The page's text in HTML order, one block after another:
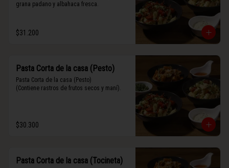
grana padano y albahaca fresca.
$31.200
Pasta Corta de la casa (Pesto)
Pasta Corta de la casa (Pesto)
(Contiene rastros de frutos secos y maní).
$30.300
Pasta Corta de la casa (Tocineta)